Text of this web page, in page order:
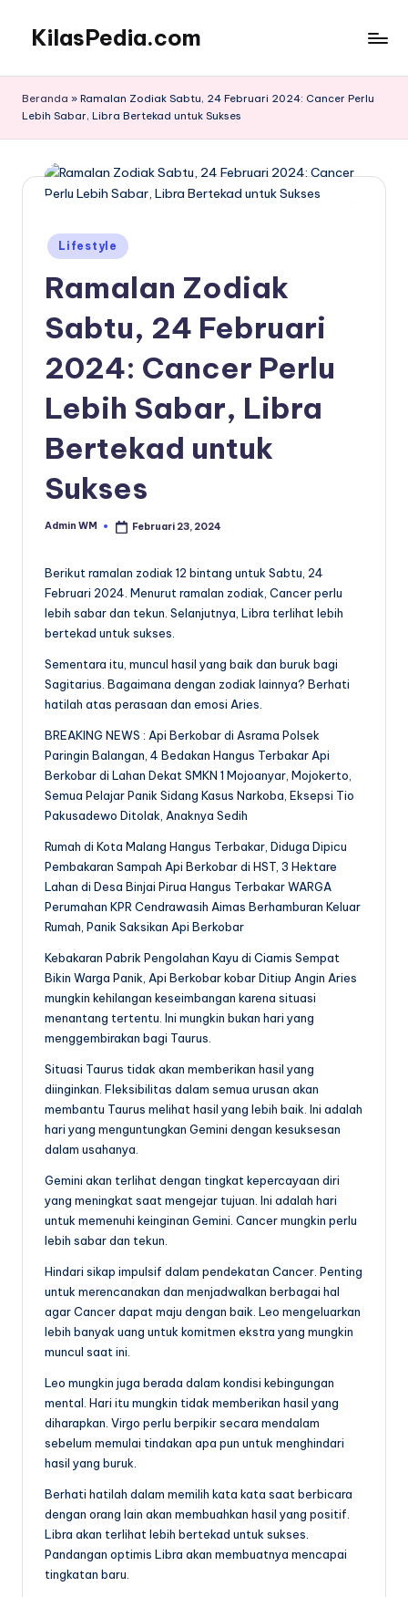
content
KilasPedia.com
Terdepan
Beranda » Ramalan Zodiak Sabtu, 24 Februari 2024: Cancer Perlu
Lebih Sabar, Libra Bertekad untuk Sukses
Posted
in
Lifestyle
Ramalan Zodiak
Sabtu, 24 Februari
2024: Cancer Perlu
Lebih Sabar, Libra
Bertekad untuk
Sukses
Posted
Admin WM Februari 23, 2024
Berikut ramalan zodiak 12 bintang untuk Sabtu, 24
Februari 2024. Menurut ramalan zodiak, Cancer perlu
lebih sabar dan tekun. Selanjutnya, Libra terlihat lebih
bertekad untuk sukses.
Sementara itu, muncul hasil yang baik dan buruk bagi
Sagitarius. Bagaimana dengan zodiak lainnya? Berhati
hatilah atas perasaan dan emosi Aries.
BREAKING NEWS : Api Berkobar di Asrama Polsek
Paringin Balangan, 4 Bedakan Hangus Terbakar Api
Berkobar di Lahan Dekat SMKN 1 Mojoanyar, Mojokerto,
Semua Pelajar Panik Sidang Kasus Narkoba, Eksepsi Tio
Pakusadewo Ditolak, Anaknya Sedih
Rumah di Kota Malang Hangus Terbakar, Diduga Dipicu
Pembakaran Sampah Api Berkobar di HST, 3 Hektare
Lahan di Desa Binjai Pirua Hangus Terbakar WARGA
Perumahan KPR Cendrawasih Aimas Berhamburan Keluar
Rumah, Panik Saksikan Api Berkobar
Kebakaran Pabrik Pengolahan Kayu di Ciamis Sempat
Bikin Warga Panik, Api Berkobar kobar Ditiup Angin Aries
mungkin kehilangan keseimbangan karena situasi
menantang tertentu. Ini mungkin bukan hari yang
menggembirakan bagi Taurus.
Situasi Taurus tidak akan memberikan hasil yang
diinginkan. Fleksibilitas dalam semua urusan akan
membantu Taurus melihat hasil yang lebih baik. Ini adalah
hari yang menguntungkan Gemini dengan kesuksesan
dalam usahanya.
Gemini akan terlihat dengan tingkat kepercayaan diri
yang meningkat saat mengejar tujuan. Ini adalah hari
untuk memenuhi keinginan Gemini. Cancer mungkin perlu
lebih sabar dan tekun.
Hindari sikap impulsif dalam pendekatan Cancer. Penting
untuk merencanakan dan menjadwalkan berbagai hal
agar Cancer dapat maju dengan baik. Leo mengeluarkan
lebih banyak uang untuk komitmen ekstra yang mungkin
muncul saat ini.
Leo mungkin juga berada dalam kondisi kebingungan
mental. Hari itu mungkin tidak memberikan hasil yang
diharapkan. Virgo perlu berpikir secara mendalam
sebelum memulai tindakan apa pun untuk menghindari
hasil yang buruk.
Berhati hatilah dalam memilih kata kata saat berbicara
dengan orang lain akan membuahkan hasil yang positif.
Libra akan terlihat lebih bertekad untuk sukses.
Pandangan optimis Libra akan membuatnya mencapai
tingkatan baru.